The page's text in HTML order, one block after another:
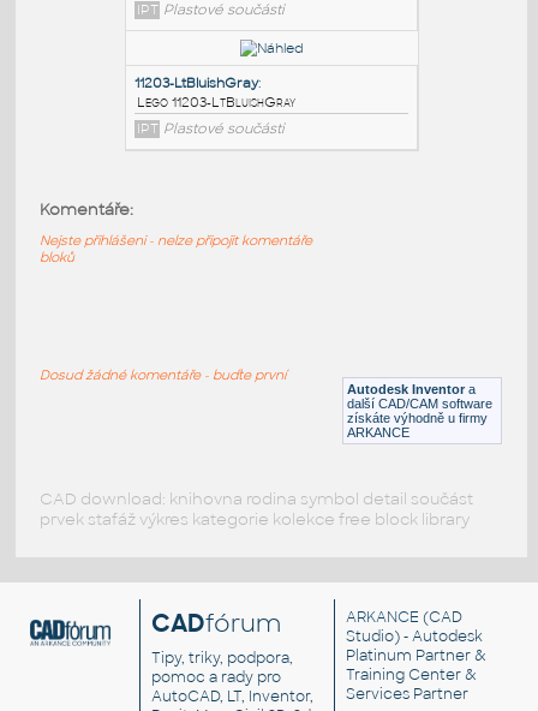
11212-LtBluishGray:
Lego 11212-LtBluishGray
IPT Plastové součásti
Lego 11211-LtBluishGray
Lego 11203-LtBluishGray
Autodesk Inventor a
další CAD/CAM software
získáte výhodně u firmy
ARKANCE
Komentáře:
Nejste přihlášeni - nelze připojit komentáře
bloků
Dosud žádné komentáře - buďte první
CAD download: knihovna rodina symbol detail součást
prvek stafáž výkres kategorie kolekce free block library
CADfórum
Tipy, triky, podpora,
pomoc a rady pro
AutoCAD, LT, Inventor,
ARKANCE (CAD
Studio) - Autodesk
Platinum Partner &
Training Center &
Services Partner